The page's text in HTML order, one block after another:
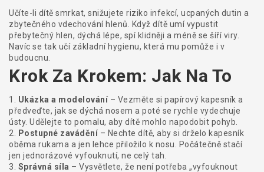
Učíte-li dítě smrkat, snižujete riziko infekcí, ucpaných dutin a
zbytečného vdechování hlenů. Když dítě umí vypustit
přebytečný hlen, dýchá lépe, spí klidněji a méně se šíří viry.
Navíc se tak učí základní hygienu, která mu pomůže i v
budoucnu.
Krok Za Krokem: Jak Na To
1. Ukázka a modelování – Vezměte si papírový kapesník a
předveďte, jak se dýchá nosem a poté se rychle vydechuje
ústy. Udělejte to pomalu, aby dítě mohlo napodobit pohyb.
2.
Postupné zavádění – Nechte dítě, aby si drželo kapesník
oběma rukama a jen lehce přiložilo k nosu. Počátečně stačí
jen jednorázové vyfouknutí, ne celý tah.
3. Správná síla – Vysvětlete, že není potřeba „vyfouknout